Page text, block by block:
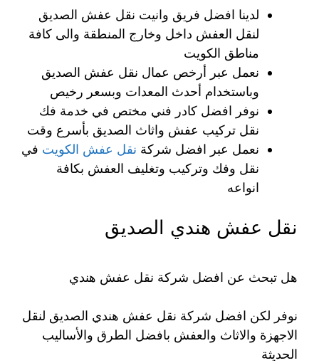
لدينا افضل فريق وانيت نقل عفش الصديق
لنقل العفش داخل وخارج المنطقة والى كافة
مناطق الكويت
نعمل عبر أرخص عمال نقل عفش الصديق
وباستخدام أحدث المعدات وبسعر رخيص
نوفر افضل كادر فني مختص في خدمة فك
نقل تركيب عفش واثاث الصديق بأسرع وقت
نعمل عبر افضل شركة نقل عفش الكويت في
نقل وفك وتركيب وتغليف العفش بكافة
انواعه
نقل عفش هندي الصديق
هل تبحث عن افضل شركة نقل عفش هندي
نوفر لكن افضل شركة نقل عفش هندي الصديق لنقل
الاجهزة والاثاث والعفش بافضل الطرق والأساليب
الحديثة